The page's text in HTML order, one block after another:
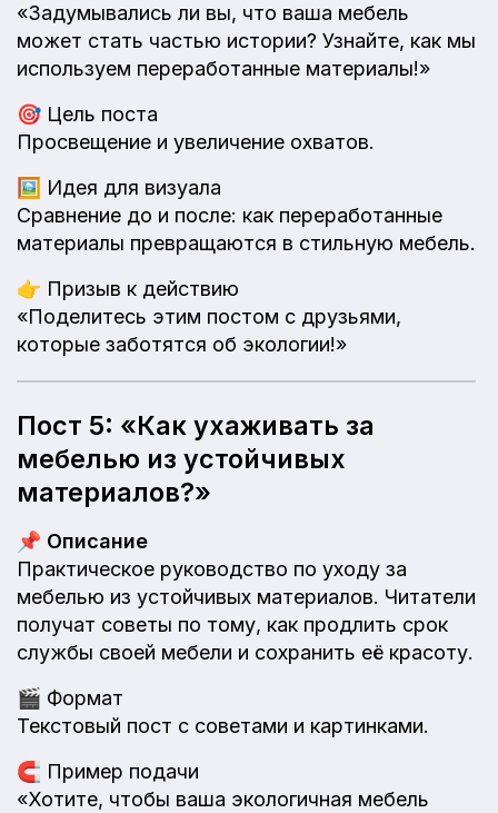
«Задумывались ли вы, что ваша мебель
может стать частью истории? Узнайте, как мы
используем переработанные материалы!»
🎯 Цель поста
Просвещение и увеличение охватов.
🖼️ Идея для визуала
Сравнение до и после: как переработанные
материалы превращаются в стильную мебель.
👉 Призыв к действию
«Поделитесь этим постом с друзьями,
которые заботятся об экологии!»
Пост 5: «Как ухаживать за
мебелью из устойчивых
материалов?»
📌 Описание
Практическое руководство по уходу за
мебелью из устойчивых материалов. Читатели
получат советы по тому, как продлить срок
службы своей мебели и сохранить её красоту.
🎬 Формат
Текстовый пост с советами и картинками.
🧲 Пример подачи
«Хотите, чтобы ваша экологичная мебель